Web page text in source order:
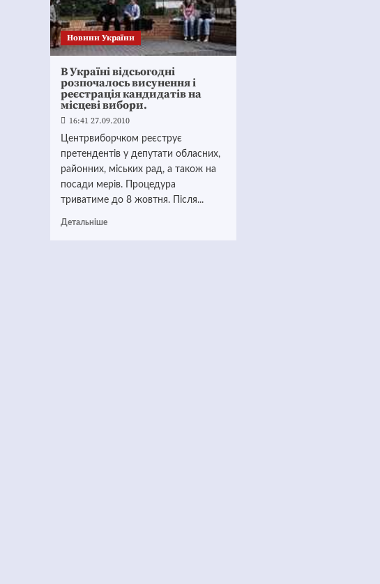
Новини України
В Україні відсьогодні
розпочалось висунення і
реєстрація кандидатів на
місцеві вибори.
16:41 27.09.2010
Центрвиборчком реєструє
претендентів у депутати обласних,
районних, міських рад, а також на
посади мерів. Процедура
триватиме до 8 жовтня. Після...
Детальніше